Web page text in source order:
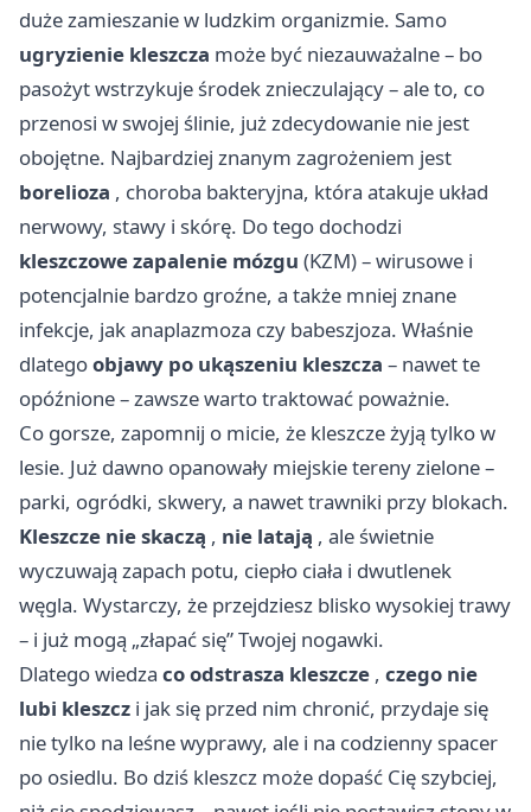
duże zamieszanie w ludzkim organizmie. Samo
ugryzienie kleszcza może być niezauważalne – bo
pasożyt wstrzykuje środek znieczulający – ale to, co
przenosi w swojej ślinie, już zdecydowanie nie jest
obojętne. Najbardziej znanym zagrożeniem jest
borelioza , choroba bakteryjna, która atakuje układ
nerwowy, stawy i skórę. Do tego dochodzi
kleszczowe zapalenie mózgu (KZM) – wirusowe i
potencjalnie bardzo groźne, a także mniej znane
infekcje, jak anaplazmoza czy babeszjoza. Właśnie
dlategoobjawy po ukąszeniu kleszcza – nawet te
opóźnione – zawsze warto traktować poważnie.
Co gorsze, zapomnij o micie, że kleszcze żyją tylko w
lesie. Już dawno opanowały miejskie tereny zielone –
parki, ogródki, skwery, a nawet trawniki przy blokach.
Kleszcze nie skaczą , nie latają , ale świetnie
wyczuwają zapach potu, ciepło ciała i dwutlenek
węgla. Wystarczy, że przejdziesz blisko wysokiej trawy
– i już mogą „złapać się” Twojej nogawki.
Dlatego wiedza co odstrasza kleszcze , czego nie
lubi kleszcz i jak się przed nim chronić, przydaje się
nie tylko na leśne wyprawy, ale i na codzienny spacer
po osiedlu. Bo dziś kleszcz może dopaść Cię szybciej,